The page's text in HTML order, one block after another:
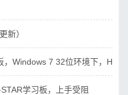
新）
，Windows 7 32位环境下，
学习板，上手受阻